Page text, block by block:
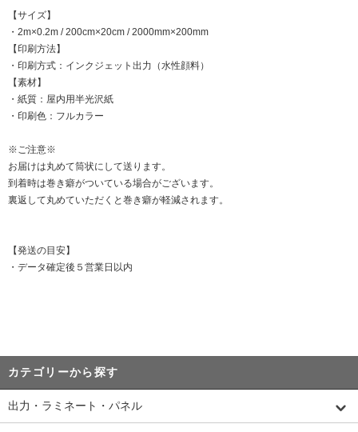
【サイズ】
・2m×0.2m / 200cm×20cm / 2000mm×200mm
【印刷方法】
・印刷方式：インクジェット出力（水性顔料）
【素材】
・紙質：屋内用半光沢紙
・印刷色：フルカラー
※ご注意※
お届けは丸めて筒状にして送ります。
到着時は巻き癖がついている場合がございます。
裏返して丸めていただくと巻き癖が軽減されます。
【発送の目安】
・データ確定後５営業日以内
カテゴリーから探す
出力・ラミネート・パネル